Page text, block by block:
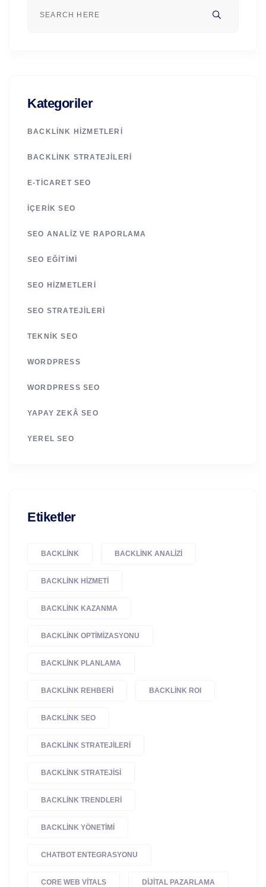
Kategoriler
BACKLINK HIZMETLERI
BACKLINK STRATEJILERI
E-TICARET SEO
İÇERIK SEO
SEO ANALIZ VE RAPORLAMA
SEO EĞITIMI
SEO HIZMETLERI
SEO STRATEJILERI
TEKNIK SEO
WORDPRESS
WORDPRESS SEO
YAPAY ZEKÂ SEO
YEREL SEO
Etiketler
BACKLINK BACKLINK ANALIZI
BACKLINK HIZMETI
BACKLINK KAZANMA
BACKLINK OPTIMIZASYONU
BACKLINK PLANLAMA
BACKLINK REHBERI BACKLINK ROI
BACKLINK SEO
BACKLINK STRATEJILERI
BACKLINK STRATEJISI
BACKLINK TRENDLERI
BACKLINK YÖNETIMI
CHATBOT ENTEGRASYONU
CORE WEB VITALS DIJITAL PAZARLAMA